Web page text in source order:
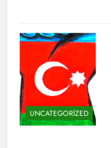
UNCATEGORIZED